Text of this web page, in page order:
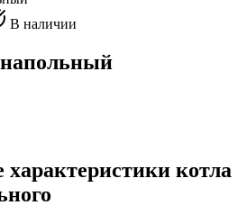
В наличии
характеристики котла